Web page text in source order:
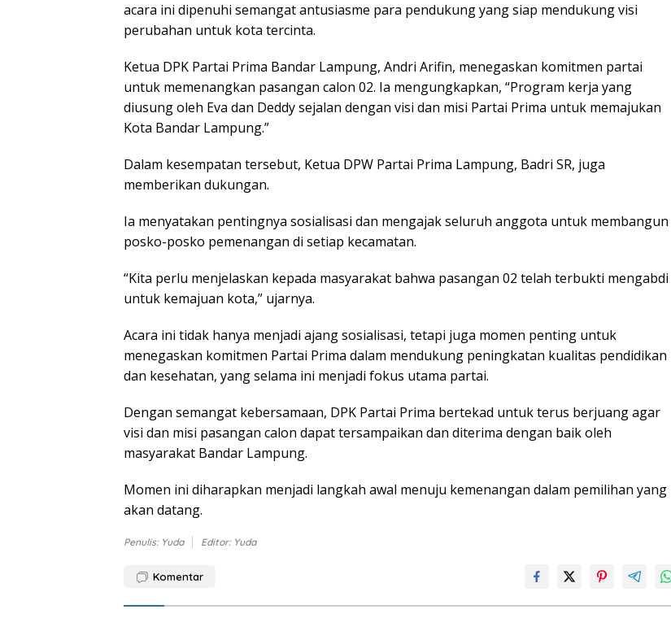
acara ini dipenuhi semangat antusiasme para pendukung yang siap mendukung visi
perubahan untuk kota tercinta.
Ketua DPK Partai Prima Bandar Lampung, Andri Arifin, menegaskan komitmen partai
untuk memenangkan pasangan calon 02. Ia mengungkapkan, “Program kerja yang
diusung oleh Eva dan Deddy sejalan dengan visi dan misi Partai Prima untuk memajukan
Kota Bandar Lampung.”
Dalam kesempatan tersebut, Ketua DPW Partai Prima Lampung, Badri SR, juga
memberikan dukungan.
Ia menyatakan pentingnya sosialisasi dan mengajak seluruh anggota untuk membangun
posko-posko pemenangan di setiap kecamatan.
“Kita perlu menjelaskan kepada masyarakat bahwa pasangan 02 telah terbukti mengabdi
untuk kemajuan kota,” ujarnya.
Acara ini tidak hanya menjadi ajang sosialisasi, tetapi juga momen penting untuk
menegaskan komitmen Partai Prima dalam mendukung peningkatan kualitas pendidikan
dan kesehatan, yang selama ini menjadi fokus utama partai.
Dengan semangat kebersamaan, DPK Partai Prima bertekad untuk terus berjuang agar
visi dan misi pasangan calon dapat tersampaikan dan diterima dengan baik oleh
masyarakat Bandar Lampung.
Momen ini diharapkan menjadi langkah awal menuju kemenangan dalam pemilihan yang
akan datang.
Penulis: Yuda Editor: Yuda
Komentar